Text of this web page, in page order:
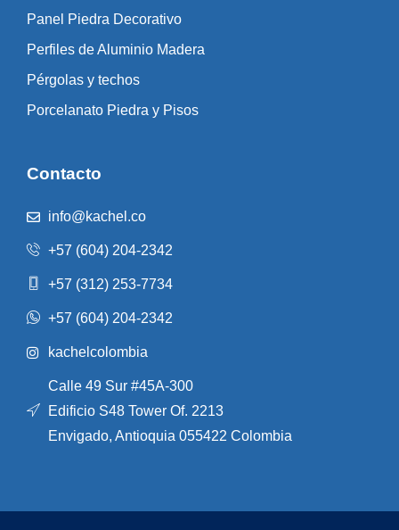
Panel Piedra Decorativo
Perfiles de Aluminio Madera
Pérgolas y techos
Porcelanato Piedra y Pisos
Contacto
info@kachel.co
+57 (604) 204-2342
+57 (312) 253-7734
+57 (604) 204-2342
kachelcolombia
Calle 49 Sur #45A-300
Edificio S48 Tower Of. 2213
Envigado, Antioquia 055422 Colombia